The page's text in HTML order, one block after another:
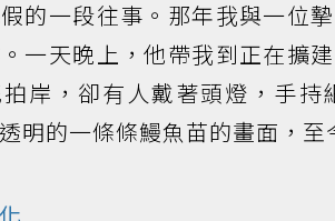
的一段往事。那年我與一位
一天晚上，他帶我到正在擴
岸，卻有人戴著頭燈，手
明的一條條鰻魚苗的畫面，至